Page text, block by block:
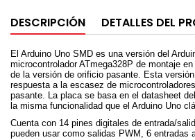
DESCRIPCIÓN DETALLES DEL
El Arduino Uno SMD es una versión del
microcontrolador ATmega328P de montaje
de la versión de orificio pasante. Esta
respuesta a la escasez de
pasante. La placa se basa en el datasheet
la misma funcionalidad que el Arduino Uno
Cuenta con 14 pines digitales de entrada/
pueden usar como salidas PWM, 6 entradas